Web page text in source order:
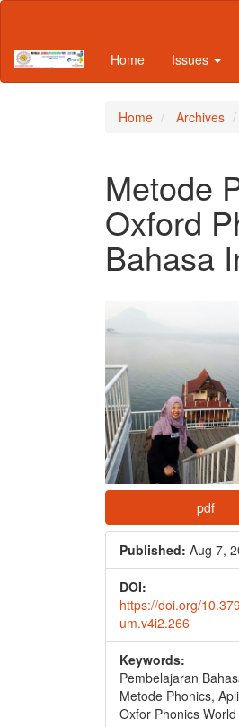
Content
Sidebar
Home Issues
Home Archives
Metode
Oxford
Bahasa
Article
Sidebar
pdf
Published: Aug 7,
DOI:
https://doi.org/
um.v4i2.266
Keywords:
Pembelajaran
Metode Phonics,
Oxfor Phonics World